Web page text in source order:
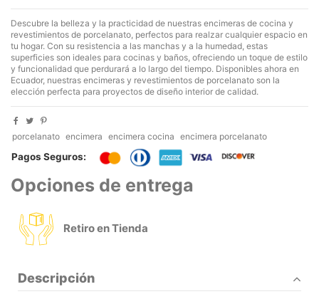
Descubre la belleza y la practicidad de nuestras encimeras de cocina y
revestimientos de porcelanato, perfectos para realzar cualquier espacio en
tu hogar. Con su resistencia a las manchas y a la humedad, estas
superficies son ideales para cocinas y baños, ofreciendo un toque de estilo
y funcionalidad que perdurará a lo largo del tiempo. Disponibles ahora en
Ecuador, nuestras encimeras y revestimientos de porcelanato son la
elección perfecta para proyectos de diseño interior de calidad.
porcelanato encimera encimera cocina encimera porcelanato
Pagos Seguros:
Opciones de entrega
Retiro en Tienda
Descripción